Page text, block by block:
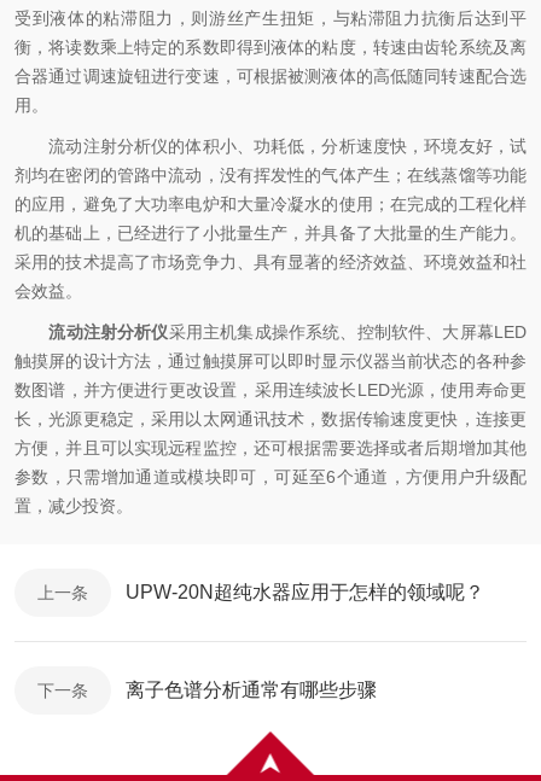
受到液体的粘滞阻力，则游丝产生扭矩，与粘滞阻力抗衡后达到平
衡，将读数乘上特定的系数即得到液体的粘度，转速由齿轮系统及离
合器通过调速旋钮进行变速，可根据被测液体的高低随同转速配合选
用。
流动注射分析仪的体积小、功耗低，分析速度快，环境友好，试
剂均在密闭的管路中流动，没有挥发性的气体产生；在线蒸馏等功能
的应用，避免了大功率电炉和大量冷凝水的使用；在完成的工程化样
机的基础上，已经进行了小批量生产，并具备了大批量的生产能力。
采用的技术提高了市场竞争力、具有显著的经济效益、环境效益和社
会效益。
流动注射分析仪采用主机集成操作系统、控制软件、大屏幕LED
触摸屏的设计方法，通过触摸屏可以即时显示仪器当前状态的各种参
数图谱，并方便进行更改设置，采用连续波长LED光源，使用寿命更
长，光源更稳定，采用以太网通讯技术，数据传输速度更快，连接更
方便，并且可以实现远程监控，还可根据需要选择或者后期增加其他
参数，只需增加通道或模块即可，可延至6个通道，方便用户升级配
置，减少投资。
上一条 UPW-20N超纯水器应用于怎样的领域呢？
下一条 离子色谱分析通常有哪些步骤